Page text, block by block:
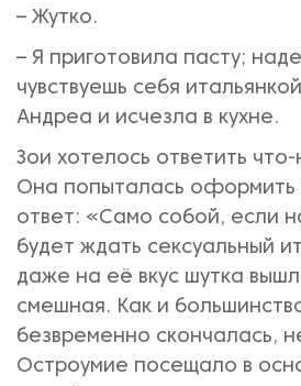
– Жутко.
– Я приготовила пасту;
чувствуешь себя
Андреа и исчезла в кухне.
Зои хотелось ответить
Она попыталась оформить
ответ: «Само собой, если
будет ждать сексуальный
даже на её вкус шутка
смешная. Как и
безвременно скончалась,
Остроумие посещало в